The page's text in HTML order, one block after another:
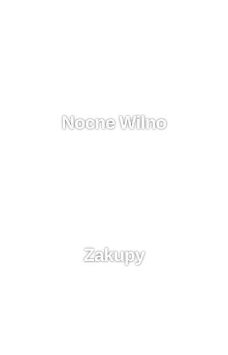
Nocne Wilno
Zakupy